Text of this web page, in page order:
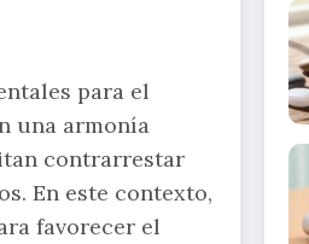
para el
una armonía
contrarrestar
En este contexto,
favorecer el